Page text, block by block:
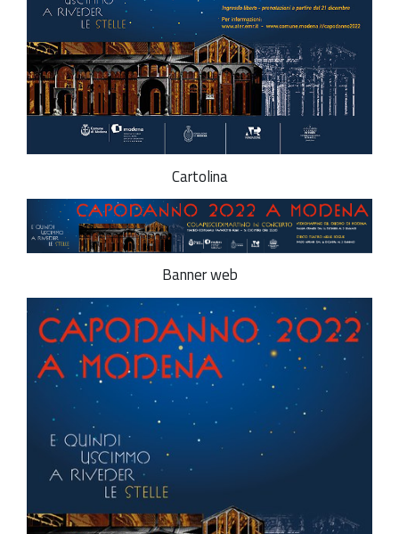
Cartolina
Banner web